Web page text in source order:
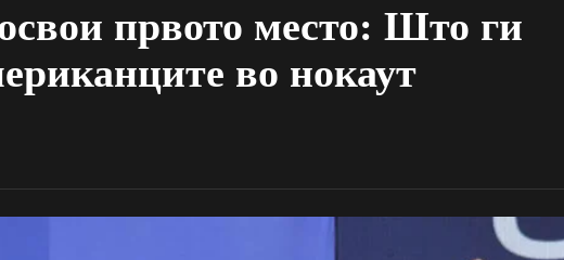
првото место: Што ги
во нокаут